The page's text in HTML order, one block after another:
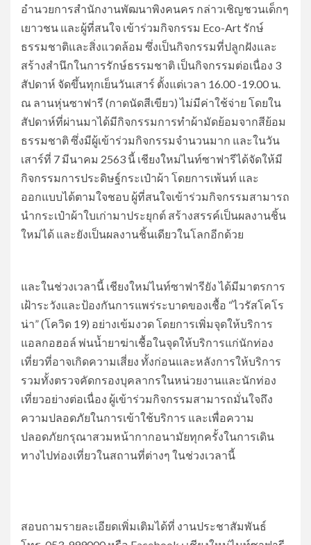
อำนวยการสำนักงานพัฒนาพิงคนคร กล่าวเชิญชวนเด็กๆ
เยาวชน และผู้ที่สนใจ เข้าร่วมกิจกรรม Eco-Art รักษ์
ธรรมชาติและสิ่งแวดล้อม ซึ่งเป็นกิจกรรมที่ปลูกฝังและ
สร้างสำนึกในการรักษ์ธรรมชาติ เป็นกิจกรรมต่อเนื่อง 3
สัปดาห์ จัดขึ้นทุกเย็นวันเสาร์ ตั้งแต่เวลา 16.00 -19.00 น.
ณ ลานหุ่นซาฟารี (กาดนัดสีเขียว) ไม่มีค่าใช้จ่าย โดยใน
สัปดาห์ที่ผ่านมาได้มีกิจกรรมการทำผ้ามัดย้อมจากสีย้อม
ธรรมชาติ ซึ่งมีผู้เข้าร่วมกิจกรรมจำนวนมาก และในวัน
เสาร์ที่ 7 มีนาคม 2563 นี้ เชียงใหม่ไนท์ซาฟารีได้จัดให้มี
กิจกรรมการประดิษฐ์กระเป๋าผ้า โดยการเพ้นท์ และ
ออกแบบได้ตามใจชอบ ผู้ที่สนใจเข้าร่วมกิจกรรมสามารถ
นำกระเป๋าผ้าใบเก่ามาประยุกต์ สร้างสรรค์เป็นผลงานชิ้น
ใหม่ได้ และยังเป็นผลงานชิ้นเดียวในโลกอีกด้วย
และในช่วงเวลานี้ เชียงใหม่ไนท์ซาฟารียัง ได้มีมาตรการ
เฝ้าระวังและป้องกันการแพร่ระบาดของเชื้อ “ไวรัสโคโร
น่า” (โควิด 19) อย่างเข้มงวด โดยการเพิ่มจุดให้บริการ
แอลกอฮอล์ พ่นน้ำยาฆ่าเชื้อในจุดให้บริการแก่นักท่อง
เที่ยวที่อาจเกิดความเสี่ยง ทั้งก่อนและหลังการให้บริการ
รวมทั้งตรวจคัดกรองบุคลากรในหน่วยงานและนักท่อง
เที่ยวอย่างต่อเนื่อง ผู้เข้าร่วมกิจกรรมสามารถมั่นใจถึง
ความปลอดภัยในการเข้าใช้บริการ และเพื่อความ
ปลอดภัยกรุณาสวมหน้ากากอนามัยทุกครั้งในการเดิน
ทางไปท่องเที่ยวในสถานที่ต่างๆ ในช่วงเวลานี้
สอบถามรายละเอียดเพิ่มเติมได้ที่ งานประชาสัมพันธ์